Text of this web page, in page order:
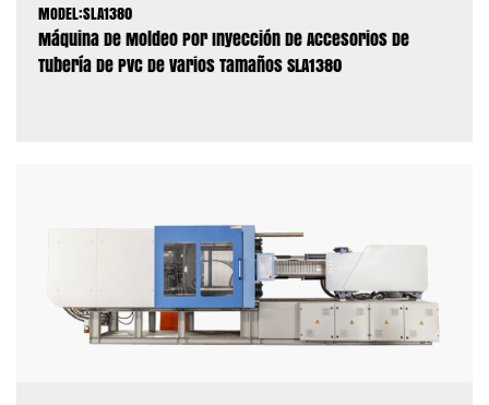
MODEL:SLA1380
Máquina De Moldeo Por Inyección De Accesorios De
Tubería De PVC De Varios Tamaños SLA1380